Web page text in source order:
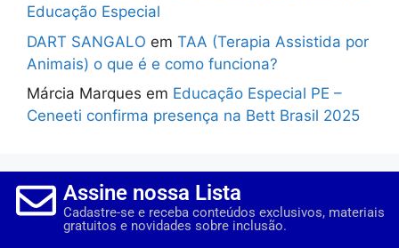
Educação Especial
DART SANGALO em TAA (Terapia Assistida por
Animais) o que é e como funciona?
Márcia Marques em Educação Especial PE –
Ceneeti confirma presença na Bett Brasil 2025
Assine nossa Lista
Cadastre-se e receba conteúdos exclusivos, materiais
gratuitos e novidades sobre inclusão.